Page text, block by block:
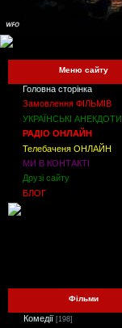
Меню сайту
Головна сторінка
Замовлення ФІЛЬМІВ
УКРАЇНСЬКІ АНЕКДОТИ
РАДІО ОНЛАЙН
Телебаченя ОНЛАЙН
МИ В КОНТАКТІ
Друзі сайту
БЛОГ
Фільми
Комедії [198]